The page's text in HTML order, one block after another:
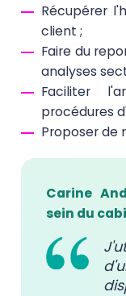
Récupérer
client ;
Faire du
analyses
Faciliter
procédures
Proposer de
Carine
sein du